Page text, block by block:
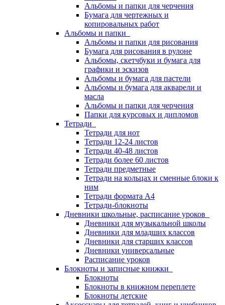
Альбомы и папки для черчения
Бумага для чертежных и
копировальных работ
Альбомы и папки
Альбомы и папки для рисования
Бумага для рисования в рулоне
Альбомы, скетчбуки и бумага для
графики и эскизов
Альбомы и бумага для пастели
Альбомы и бумага для акварели и
масла
Альбомы и папки для черчения
Папки для курсовых и дипломов
Тетради
Тетради для нот
Тетради 12-24 листов
Тетради 40-48 листов
Тетради более 60 листов
Тетради предметные
Тетради на кольцах и сменные блоки к
ним
Тетради формата А4
Тетради-блокноты
Дневники школьные, расписание уроков
Дневники для музыкальной школы
Дневники для младших классов
Дневники для старших классов
Дневники универсальные
Расписание уроков
Блокноты и записные книжки
Блокноты
Блокноты в книжном переплете
Блокноты детские